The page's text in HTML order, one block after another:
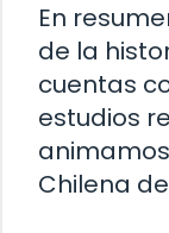
En
de la
cuentas
estudios
Chilena